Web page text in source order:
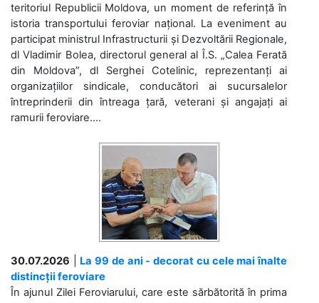
teritoriul Republicii Moldova, un moment de referință în
istoria transportului feroviar național. La eveniment au
participat ministrul Infrastructurii și Dezvoltării Regionale,
dl Vladimir Bolea, directorul general al Î.S. „Calea Ferată
din Moldova”, dl Serghei Cotelinic, reprezentanți ai
organizațiilor sindicale, conducători ai sucursalelor
întreprinderii din întreaga țară, veterani și angajați ai
ramurii feroviare....
30.07.2026
La 99 de ani - decorat cu cele mai înalte
distincții feroviare
În ajunul Zilei Feroviarului, care este sărbătorită în prima